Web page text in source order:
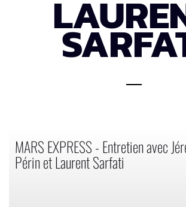
MARS EXPRESS - Entretien avec
Périn et Laurent Sarfati